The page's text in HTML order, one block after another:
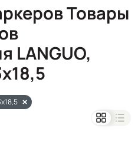
Товары
LANGUO,